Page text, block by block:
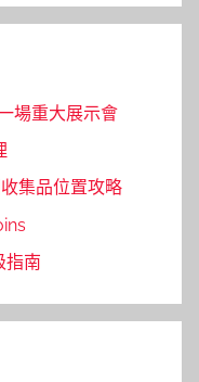
場重大展示會
集品位置攻略
指南